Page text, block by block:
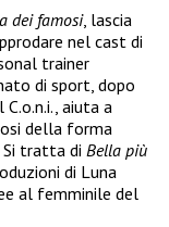
dei famosi, lascia
nel cast di
trainer
di sport, dopo
aiuta a
della forma
tratta di Bella più
di Luna
al femminile del